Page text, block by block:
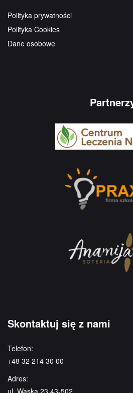
Polityka prywatności
Polityka Cookies
Dane osobowe
Skontaktuj się z nami
Telefon:
+48 32 214 30 00
Adres:
ul. Wąska 23 43-502